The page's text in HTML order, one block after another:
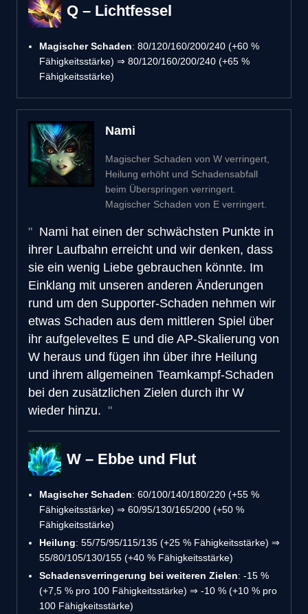
Q – Lichtfessel
Magischer Schaden: 80/120/160/200/240 (+60 %
Fähigkeitsstärke) ⇒ 80/120/160/200/240 (+65 %
Fähigkeitsstärke)
Nami
Magischer Schaden von W verringert,
Heilung erhöht und Schadensabfall
beim Überspringen verringert.
Magischer Schaden von E verringert.
Nami hat einen der schwächsten Punkte in
ihrer Laufbahn erreicht und wir denken, dass
sie ein wenig Liebe gebrauchen könnte. Im
Einklang mit unseren anderen Änderungen
rund um den Supporter-Schaden nehmen wir
etwas Schaden aus dem mittleren Spiel über
ihr aufgeleveltes E und die AP-Skalierung von
W heraus und fügen ihn über ihre Heilung
und ihrem allgemeinen Teamkampf-Schaden
bei den zusätzlichen Zielen durch ihr W
wieder hinzu.
W – Ebbe und Flut
Magischer Schaden: 60/100/140/180/220 (+55 %
Fähigkeitsstärke) ⇒ 60/95/130/165/200 (+50 %
Fähigkeitsstärke)
Heilung: 55/75/95/115/135 (+25 % Fähigkeitsstärke) ⇒
55/80/105/130/155 (+40 % Fähigkeitsstärke)
Schadensverringerung bei weiteren Zielen: -15 %
(+7,5 % pro 100 Fähigkeitsstärke) ⇒ -10 % (+10 % pro
100 Fähigkeitsstärke)